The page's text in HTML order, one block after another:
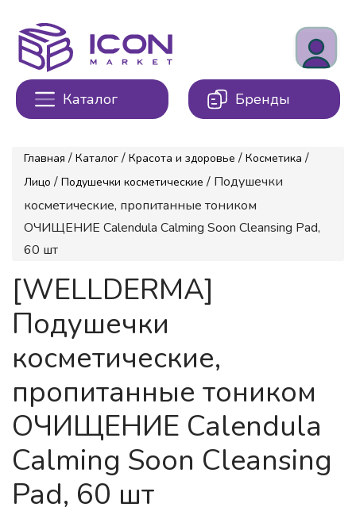
Каталог Бренды
Главная / Каталог / Красота и здоровье / Косметика /
Лицо / Подушечки косметические / Подушечки
косметические, пропитанные тоником
ОЧИЩЕНИЕ Calendula Calming Soon Cleansing Pad,
60 шт
[WELLDERMA]
Подушечки
косметические,
пропитанные тоником
ОЧИЩЕНИЕ Calendula
Calming Soon Cleansing
Pad, 60 шт